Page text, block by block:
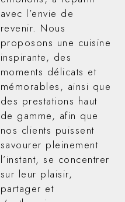
avec l’envie de
revenir. Nous
proposons une cuisine
inspirante, des
moments délicats et
mémorables, ainsi que
des prestations haut
de gamme, afin que
nos clients puissent
savourer pleinement
l’instant, se concentrer
sur leur plaisir,
partager et